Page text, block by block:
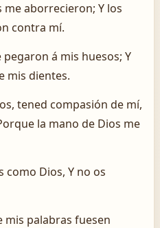
aborrecieron; Y los
contra mí.
á mis huesos; Y
mis dientes.
tened compasión de mí,
la mano de Dios me
como Dios, Y no os
mis palabras fuesen